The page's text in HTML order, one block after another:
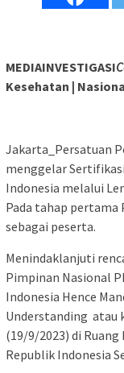
MEDIAINVESTIGASI
Kesehatan |
Jakarta_Persatuan
menggelar
Indonesia melalui
Pada tahap pertama
sebagai peserta.
Menindaklanjuti
Pimpinan Nasional
Indonesia Hence
Understanding atau
(19/9/2023) di
Republik Indonesia